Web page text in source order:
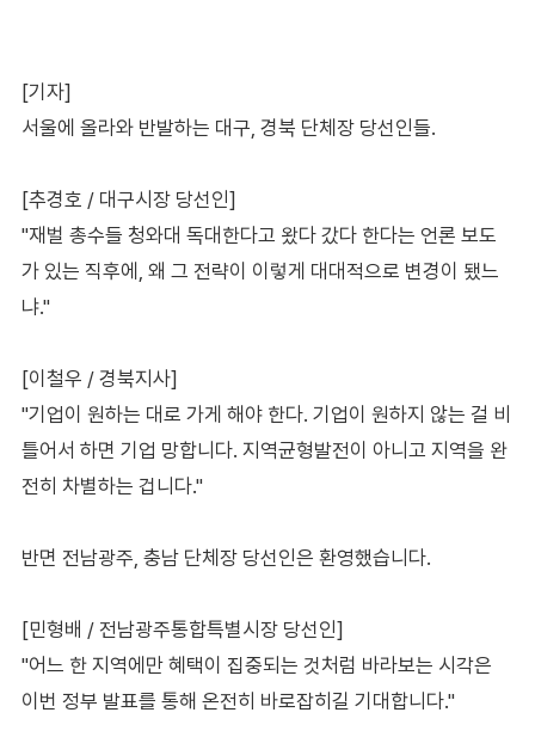
[기자]
서울에 올라와 반발하는 대구, 경북 단체장 당선인들.
[추경호 / 대구시장 당선인]
"재벌 총수들 청와대 독대한다고 왔다 갔다 한다는 언론 보도
가 있는 직후에, 왜 그 전략이 이렇게 대대적으로 변경이 됐느
냐."
[이철우 / 경북지사]
"기업이 원하는 대로 가게 해야 한다. 기업이 원하지 않는 걸 비
틀어서 하면 기업 망합니다. 지역균형발전이 아니고 지역을 완
전히 차별하는 겁니다."
반면 전남광주, 충남 단체장 당선인은 환영했습니다.
[민형배 / 전남광주통합특별시장 당선인]
"어느 한 지역에만 혜택이 집중되는 것처럼 바라보는 시각은
이번 정부 발표를 통해 온전히 바로잡히길 기대합니다."